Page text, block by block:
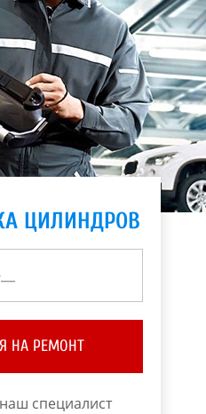
ЦИЛИНДРОВ
НА РЕМОНТ
специалист